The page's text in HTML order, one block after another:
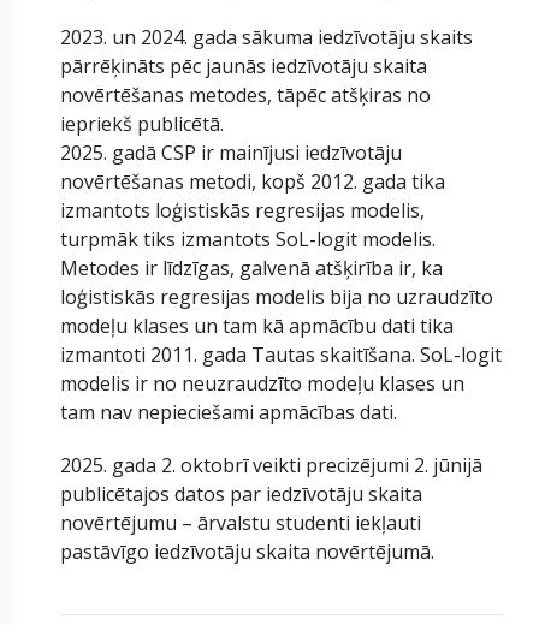
2023. un 2024. gada sākuma iedzīvotāju skaits
pārrēķināts pēc jaunās iedzīvotāju skaita
novērtēšanas metodes, tāpēc atšķiras no
iepriekš publicētā.
2025. gadā CSP ir mainījusi iedzīvotāju
novērtēšanas metodi, kopš 2012. gada tika
izmantots loģistiskās regresijas modelis,
turpmāk tiks izmantots SoL-logit modelis.
Metodes ir līdzīgas, galvenā atšķirība ir, ka
loģistiskās regresijas modelis bija no uzraudzīto
modeļu klases un tam kā apmācību dati tika
izmantoti 2011. gada Tautas skaitīšana. SoL-logit
modelis ir no neuzraudzīto modeļu klases un
tam nav nepieciešami apmācības dati.
2025. gada 2. oktobrī veikti precizējumi 2. jūnijā
publicētajos datos par iedzīvotāju skaita
novērtējumu – ārvalstu studenti iekļauti
pastāvīgo iedzīvotāju skaita novērtējumā.